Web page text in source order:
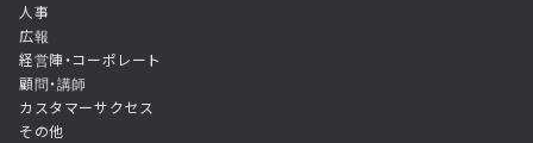
人事
広報
経営陣・コーポレート
顧問・講師
カスタマーサクセス
その他